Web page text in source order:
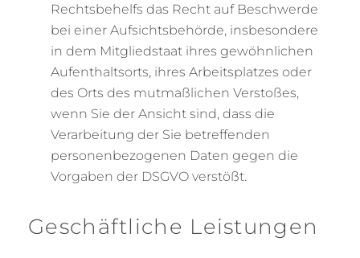
Rechtsbehelfs das Recht auf Beschwerde
bei einer Aufsichtsbehörde, insbesondere
in dem Mitgliedstaat ihres gewöhnlichen
Aufenthaltsorts, ihres Arbeitsplatzes oder
des Orts des mutmaßlichen Verstoßes,
wenn Sie der Ansicht sind, dass die
Verarbeitung der Sie betreffenden
personenbezogenen Daten gegen die
Vorgaben der DSGVO verstößt.
Geschäftliche Leistungen